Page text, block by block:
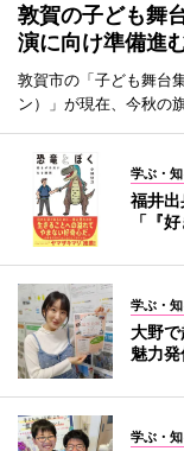
敦賀の子ども舞
演に向け準備進
敦賀市の「子ども舞台
ン）」が現在、今秋の
学ぶ・
福井
「『
学ぶ・
大野
魅力
学ぶ・